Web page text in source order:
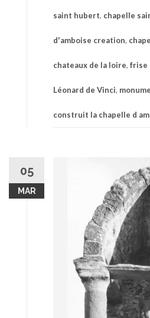
saint hubert, chapelle
d'amboise creation,
chateaux de la loire, frise
Léonard de Vinci,
construit la chapelle d
05
MAR